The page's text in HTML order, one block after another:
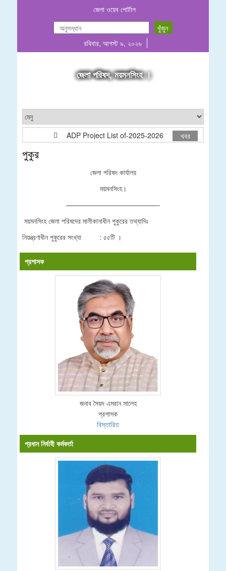
জেলা ওয়েব পোর্টাল
রবিবার, আগস্ট ৯, ২০২৬
জেলা পরিষদ, ময়মনসিংহ ।
ADP Project List of-2025-2026 গাছ বিক্রয়ের
খবর
পুকুর
জেলা পরিষদ কার্যালয়
ময়মনসিংহ।
—————————————-
ময়মনসিংহ জেলা পরিষদের মালীকানাধীন পুকুরের তথ্যাদিঃ
নিয়ন্ত্রণাধীন পুকুরের সংখ্যা : ৫৫টি ।
প্রশাসক
জনাব সৈয়দ এমরান সালেহ
প্রশাসক
বিস্তারিত
প্রধান নির্বাহী কর্মকর্তা